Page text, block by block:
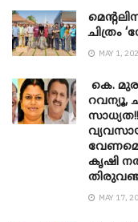
ചിത്രം
MAY 1,
കെ.
റവന്യൂ,
കൃഷി
MAY 17,